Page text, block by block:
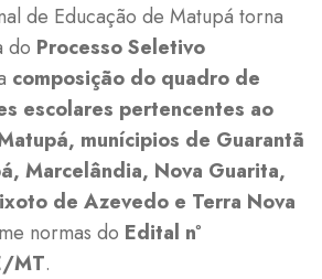
de Educação de Matupá torna
do Processo Seletivo
composição do quadro de
escolares pertencentes ao
munícipios de Guarantã
Marcelândia, Nova Guarita,
de Azevedo e Terra Nova
normas do Edital nº
MT.